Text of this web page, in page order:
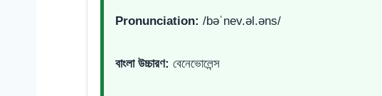
Pronunciation: /bəˈnev.əl.əns/
বাংলা উচ্চারণ: বেনেভোলেন্স